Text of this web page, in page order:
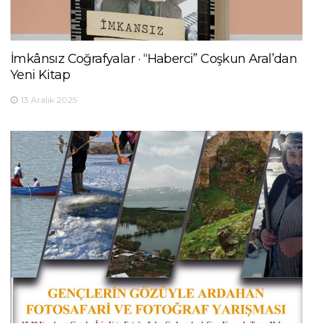
İmkânsız Coğrafyalar · “Haberci” Coşkun Aral’dan
Yeni Kitap
13 Aralık 2025